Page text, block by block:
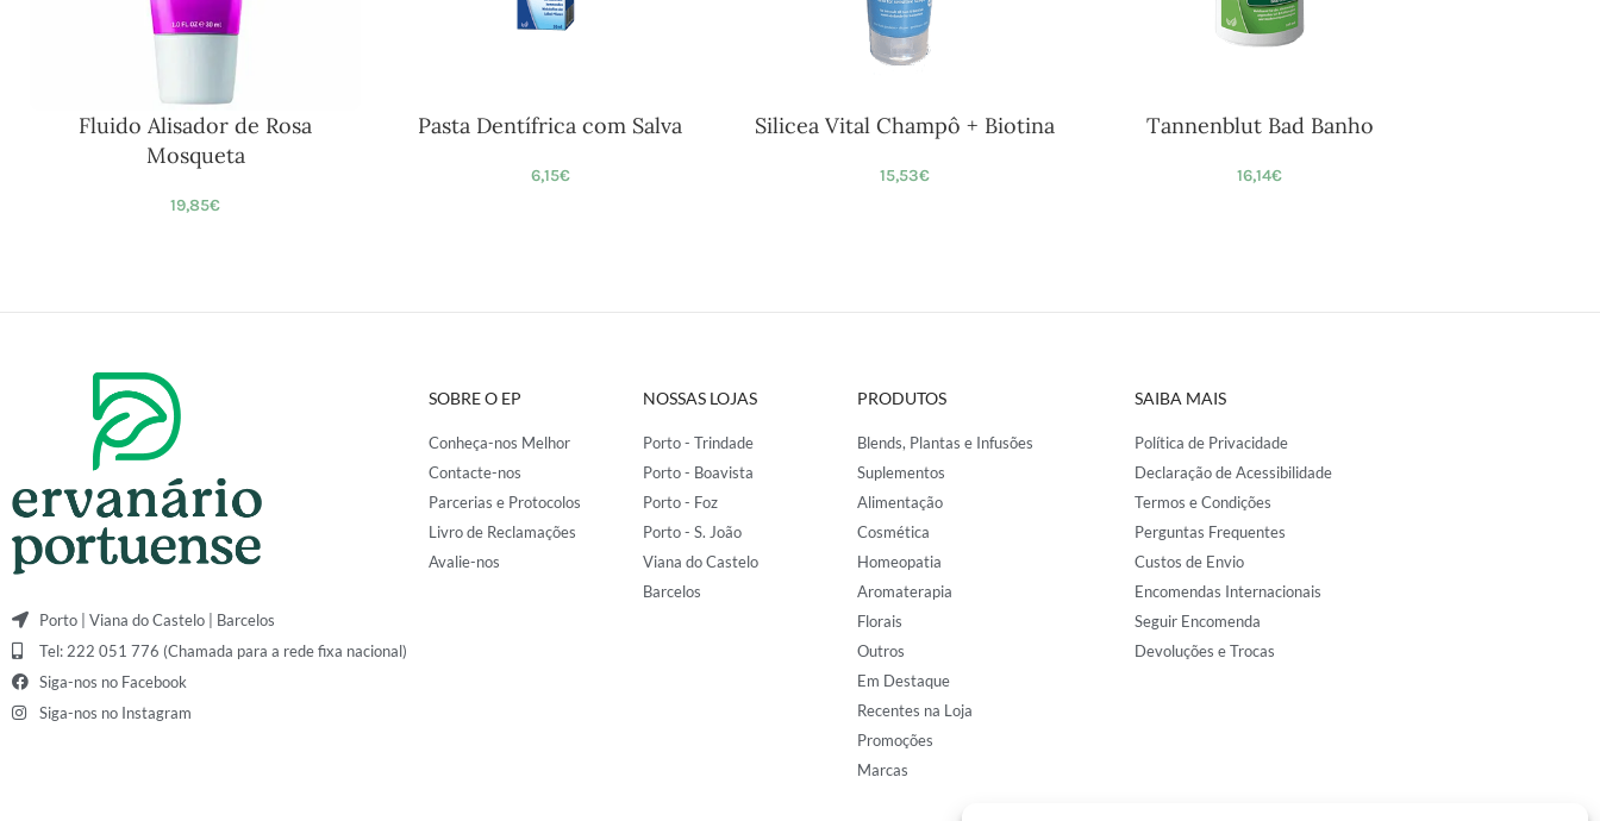
Fluido Alisador de Rosa
Mosqueta
19,85€
Pasta Dentífrica com Salva
6,15€
Silicea Vital Champô + Biotina
15,53€
Tannenblut Bad Banho
16,14€
Porto | Viana do Castelo | Barcelos
Tel: 222 051 776 (Chamada para a rede fixa nacional)
Siga-nos no Facebook
Siga-nos no Instagram
SOBRE O EP
Conheça-nos Melhor
Contacte-nos
Parcerias e Protocolos
Livro de Reclamações
Avalie-nos
NOSSAS LOJAS
Porto - Trindade
Porto - Boavista
Porto - Foz
Porto - S. João
Viana do Castelo
Barcelos
PRODUTOS
Blends, Plantas e Infusões
Suplementos
Alimentação
Cosmética
Homeopatia
Aromaterapia
Florais
Outros
Em Destaque
Recentes na Loja
Promoções
Marcas
SAIBA MAIS
Política de Privacidade
Declaração de Acessibilidade
Termos e Condições
Perguntas Frequentes
Custos de Envio
Encomendas Internacionais
Seguir Encomenda
Devoluções e Trocas